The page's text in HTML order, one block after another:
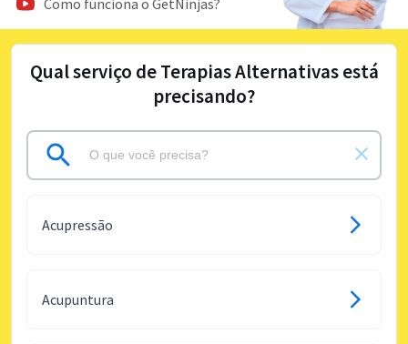
Qual serviço de Terapias Alternativas está
precisando?
Acupressão
Acupuntura